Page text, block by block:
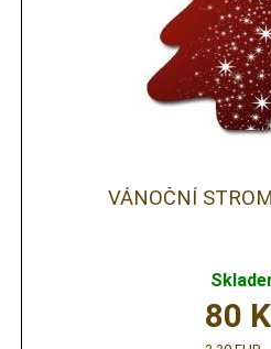
VÁNOČNÍ
80